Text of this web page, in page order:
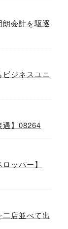
会計を駆逐
ジネスユニ
遇】08264
ッパー】
店並べて出